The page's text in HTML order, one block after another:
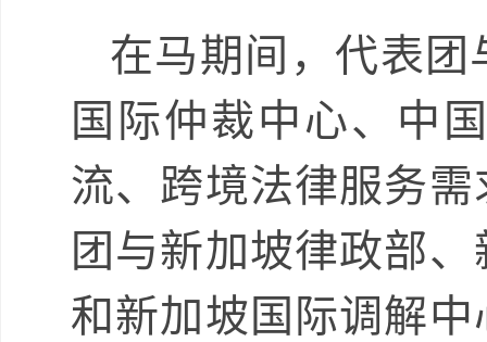
在马期间，代表
国际仲裁中心、中
流、跨境法律服务
团与新加坡律政部
和新加坡国际调解